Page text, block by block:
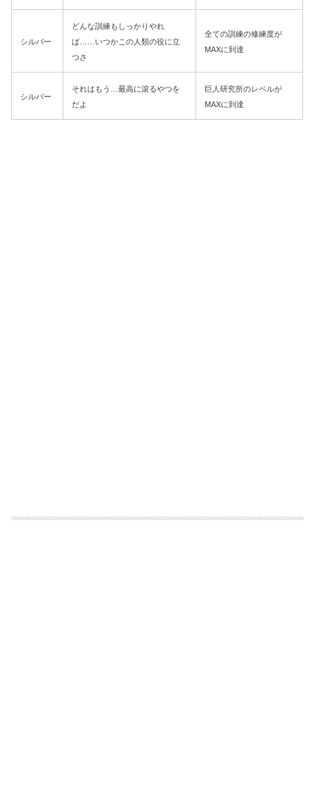
シルバー
どんな訓練もしっかりやれ
ば……いつかこの人類の役に立
つさ
全ての訓練の修練度が
MAXに到達
シルバー
それはもう…最高に滾るやつを
だよ
巨人研究所のレベルが
MAXに到達